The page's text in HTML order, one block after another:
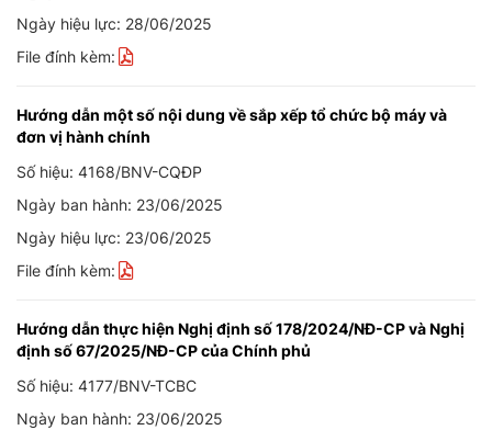
Ngày hiệu lực: 28/06/2025
File đính kèm:
Hướng dẫn một số nội dung về sắp xếp tổ chức bộ máy và
đơn vị hành chính
Số hiệu: 4168/BNV-CQĐP
Ngày ban hành: 23/06/2025
Ngày hiệu lực: 23/06/2025
File đính kèm:
Hướng dẫn thực hiện Nghị định số 178/2024/NĐ-CP và Nghị
định số 67/2025/NĐ-CP của Chính phủ
Số hiệu: 4177/BNV-TCBC
Ngày ban hành: 23/06/2025